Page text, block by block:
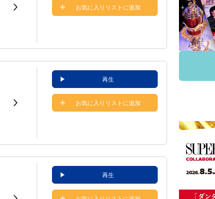
お気に入りリストに追加
再生
お気に入りリストに追加
再生